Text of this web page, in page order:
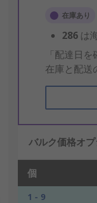
在庫あり
286 は
「配達日
在庫と配送
バルク価格オ
個
1 - 9